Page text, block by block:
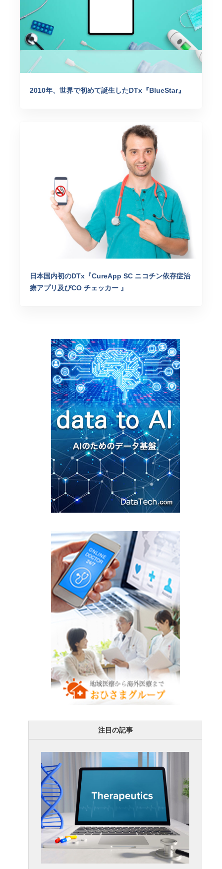
2010年、世界で初めて誕生したDTx『BlueStar』
日本国内初のDTx『CureApp SC ニコチン依存症治
療アプリ及びCO チェッカー 』
注目の記事